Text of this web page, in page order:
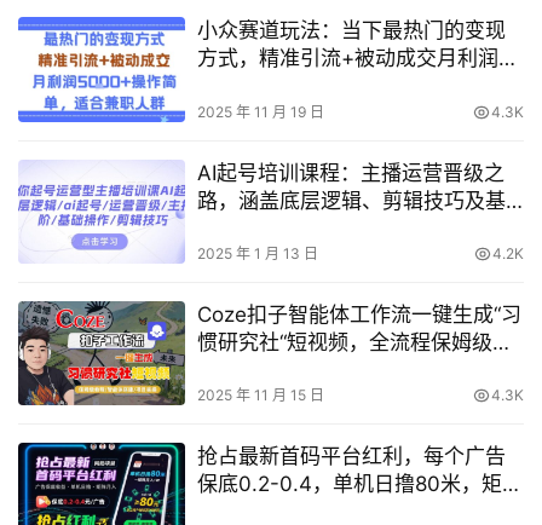
小众赛道玩法：当下最热门的变现
方式，精准引流+被动成交月利润
2025 年 11 月 19 日 4.3K
AI起号培训课程：主播运营晋级之
路，涵盖底层逻辑、剪辑技巧及基
2025 年 1 月 13 日 4.2K
Coze扣子智能体工作流一键生成“习
惯研究社“短视频，全流程保姆级教
2025 年 11 月 15 日 4.3K
抢占最新首码平台红利，每个广告
保底0.2-0.4，单机日撸80米，矩阵